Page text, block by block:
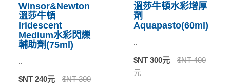
Winsor&Newton
溫莎牛頓
Iridescent
Medium水彩閃爍
輔助劑(75ml)
..
$NT 240元
$NT 300
溫莎牛頓水彩增厚
劑
Aquapasto(60ml)
..
$NT 300元
$NT 400
元